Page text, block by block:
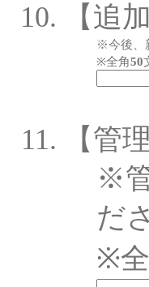
【追
※今後、
※全角50
【管
※
だ
※